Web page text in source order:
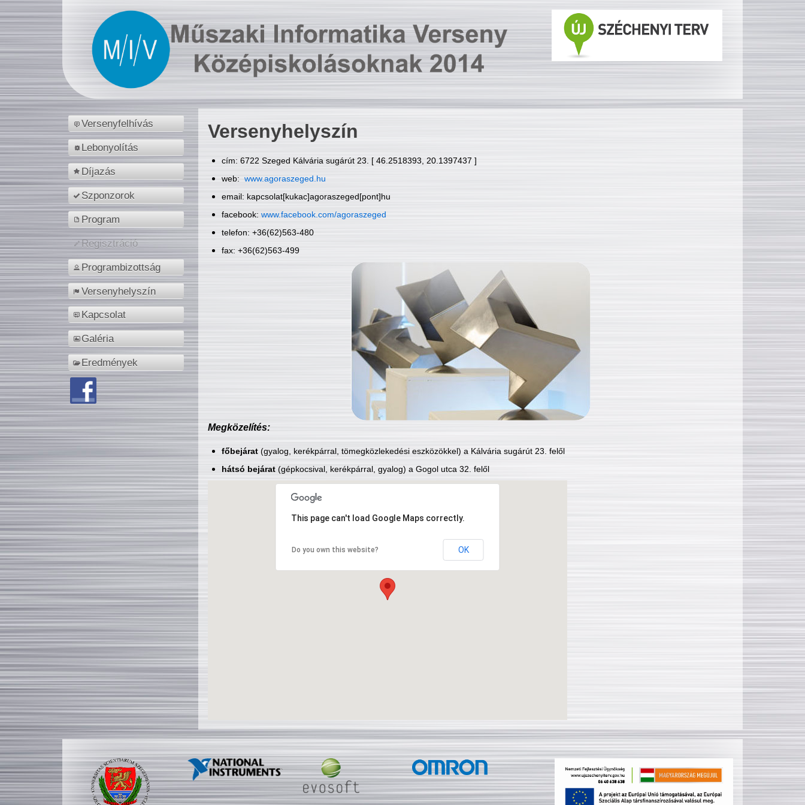
Versenyfelhívás
Lebonyolítás
Díjazás
Szponzorok
Program
Regisztráció
Programbizottság
Versenyhelyszín
Kapcsolat
Galéria
Eredmények
Versenyhelyszín
cím: 6722 Szeged Kálvária sugárút 23. [ 46.2518393, 20.1397437 ]
web: www.agoraszeged.hu
email: kapcsolat[kukac]agoraszeged[pont]hu
facebook: www.facebook.com/agoraszeged
telefon: +36(62)563-480
fax: +36(62)563-499
Megközelítés:
főbejárat(gyalog, kerékpárral, tömegközlekedési eszközökkel) a Kálvária sugárút 23. felől
hátsó bejárat(gépkocsival, kerékpárral, gyalog) a Gogol utca 32. felől
This page can't load Google Maps correctly.
Do you own this website? OK